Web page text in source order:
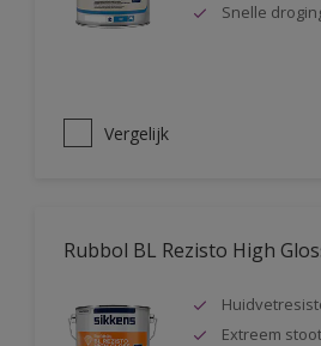
Snelle
Vergelijk
Rubbol BL Rezisto High
Extreem